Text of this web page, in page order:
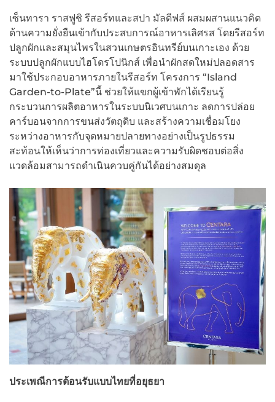
เซ็นทารา ราสฟูชิ รีสอร์ทและสปา มัลดีฟส์ ผสมผสานแนวคิด
ด้านความยั่งยืนเข้ากับประสบการณ์อาหารเลิศรส โดยรีสอร์ท
ปลูกผักและสมุนไพรในสวนเกษตรอินทรีย์บนเกาะเอง ด้วย
ระบบปลูกผักแบบไฮโดรโปนิกส์ เพื่อนำผักสดใหม่ปลอดสาร
มาใช้ประกอบอาหารภายในรีสอร์ท โครงการ “Island
Garden-to-Plate”นี้ ช่วยให้แขกผู้เข้าพักได้เรียนรู้
กระบวนการผลิตอาหารในระบบนิเวศบนเกาะ ลดการปล่อย
คาร์บอนจากการขนส่งวัตถุดิบ และสร้างความเชื่อมโยง
ระหว่างอาหารกับจุดหมายปลายทางอย่างเป็นรูปธรรม
สะท้อนให้เห็นว่าการท่องเที่ยวและความรับผิดชอบต่อสิ่ง
แวดล้อมสามารถดำเนินควบคู่กันได้อย่างสมดุล
ประเพณีการต้อนรับแบบไทยที่อยุธยา